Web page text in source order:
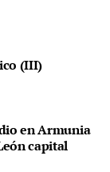
(III)
en Armunia
capital